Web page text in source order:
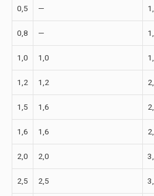
0,5 —
0,8 —
1,0 1,0
1,2 1,2
1,5 1,6
1,6 1,6
2,0 2,0
2,5 2,5